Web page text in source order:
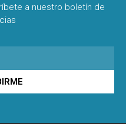
a nuestro boletín de